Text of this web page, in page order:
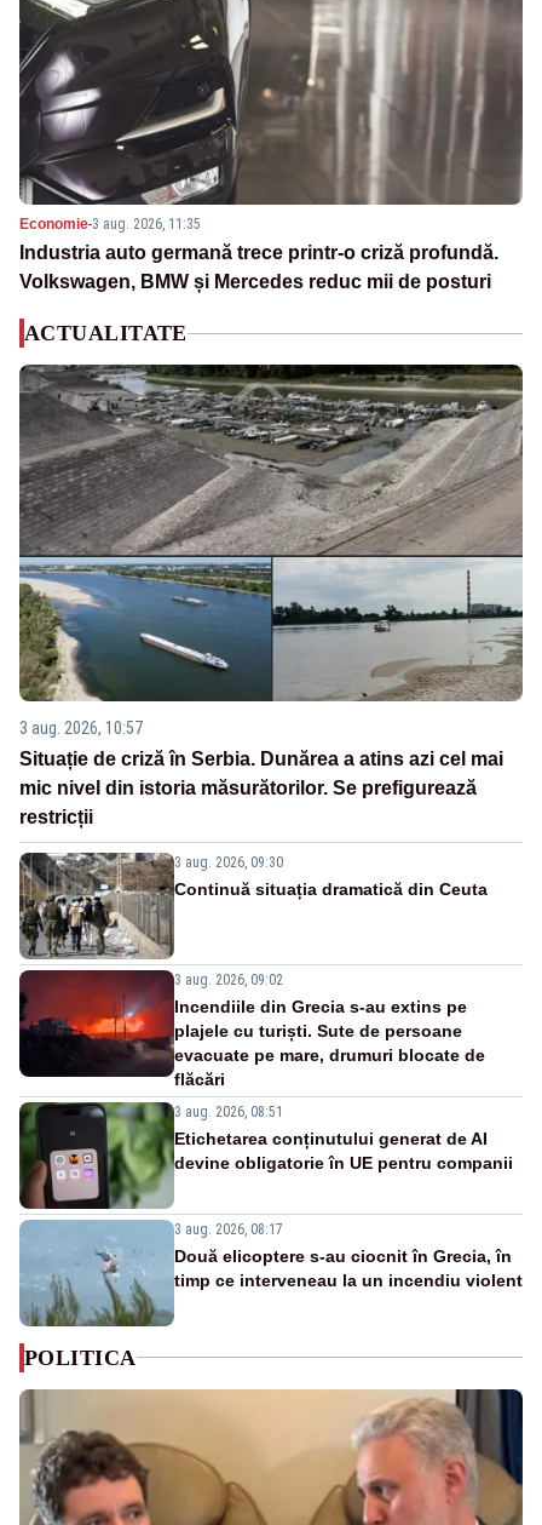
Economie-3 aug. 2026, 11:35
Industria auto germană trece printr-o criză profundă.
Volkswagen, BMW și Mercedes reduc mii de posturi
ACTUALITATE
3 aug. 2026, 10:57
Situație de criză în Serbia. Dunărea a atins azi cel mai
mic nivel din istoria măsurătorilor. Se prefigurează
restricții
3 aug. 2026, 09:30
Continuă situația dramatică din Ceuta
3 aug. 2026, 09:02
Incendiile din Grecia s-au extins pe
plajele cu turiști. Sute de persoane
evacuate pe mare, drumuri blocate de
flăcări
3 aug. 2026, 08:51
Etichetarea conținutului generat de AI
devine obligatorie în UE pentru companii
3 aug. 2026, 08:17
Două elicoptere s-au ciocnit în Grecia, în
timp ce interveneau la un incendiu violent
POLITICA